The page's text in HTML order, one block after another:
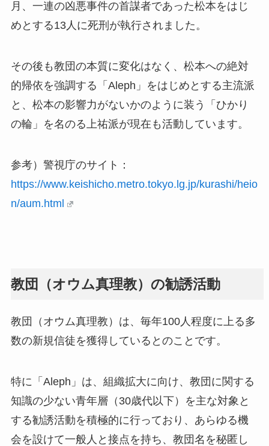
月、一連の凶悪事件の首謀者であった松本をはじ
めとする13人に死刑が執行されました。
その後も教団の本質に変化はなく、松本への絶対
的帰依を強調する「Aleph」をはじめとする主流派
と、松本の影響力がないかのように装う「ひかり
の輪」を名のる上祐派が現在も活動しています。
参考）警視庁のサイト：
https://www.keishicho.metro.tokyo.lg.jp/kurashi/heio
n/aum.html
教団（オウム真理教）の勧誘活動
教団（オウム真理教）は、毎年100人程度に上る多
数の新規信徒を獲得しているとのことです。
特に「Aleph」は、組織拡大に向け、教団に関する
知識の少ない青年層（30歳代以下）を主な対象と
する勧誘活動を積極的に行っており、あらゆる機
会を設けて一般人と接点を持ち、教団名を秘匿し